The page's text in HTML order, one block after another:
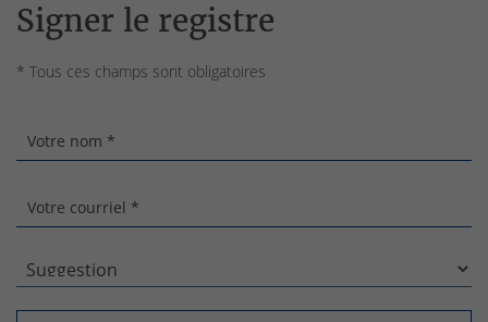
Signer le registre
* Tous ces champs sont obligatoires
Votre nom *
Votre courriel *